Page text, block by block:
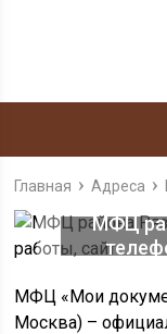
Главная Адреса
МФЦ
МФЦ «Мои
Москва) –